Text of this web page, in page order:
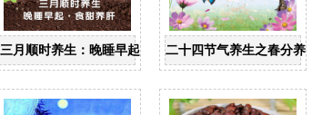
三月顺时养生：晚睡早起 食甜养肝二十四节气养生之春分养生